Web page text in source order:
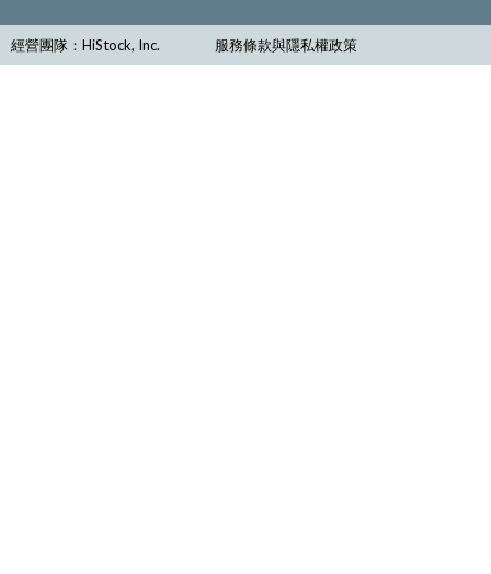
經營團隊：HiStock, Inc. 服務條款與隱私權政策